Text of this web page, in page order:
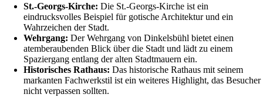
St.-Georgs-Kirche: Die St.-Georgs-Kirche ist ein
eindrucksvolles Beispiel für gotische Architektur und ein
Wahrzeichen der Stadt.
Wehrgang: Der Wehrgang von Dinkelsbühl bietet einen
atemberaubenden Blick über die Stadt und lädt zu einem
Spaziergang entlang der alten Stadtmauern ein.
Historisches Rathaus: Das historische Rathaus mit seinem
markanten Fachwerkstil ist ein weiteres Highlight, das Besucher
nicht verpassen sollten.